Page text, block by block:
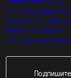
Системы
Прочее
Видеонаблюдение
Оборудование СКУД